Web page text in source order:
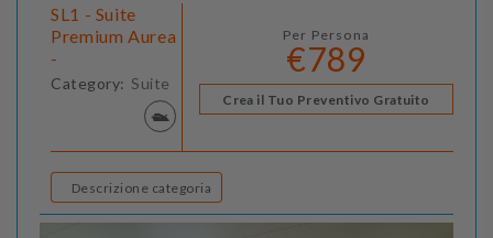
SL1 - Suite
Premium Aurea
-
Category: Suite
Per Persona
€789
Crea il Tuo Preventivo Gratuito
Descrizione categoria